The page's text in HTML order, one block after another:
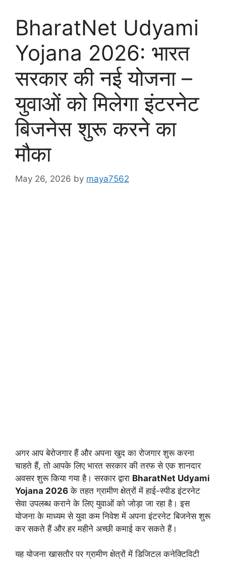
BharatNet Udyami
Yojana 2026: भारत
सरकार की नई योजना –
युवाओं को मिलेगा इंटरनेट
बिजनेस शुरू करने का
मौका
May 26, 2026 by maya7562
अगर आप बेरोजगार हैं और अपना खुद का रोजगार शुरू करना
चाहते हैं, तो आपके लिए भारत सरकार की तरफ से एक शानदार
अवसर शुरू किया गया है। सरकार द्वारा BharatNet Udyami
Yojana 2026 के तहत ग्रामीण क्षेत्रों में हाई-स्पीड इंटरनेट
सेवा उपलब्ध कराने के लिए युवाओं को जोड़ा जा रहा है। इस
योजना के माध्यम से युवा कम निवेश में अपना इंटरनेट बिजनेस शुरू
कर सकते हैं और हर महीने अच्छी कमाई कर सकते हैं।
यह योजना खासतौर पर ग्रामीण क्षेत्रों में डिजिटल कनेक्टिविटी